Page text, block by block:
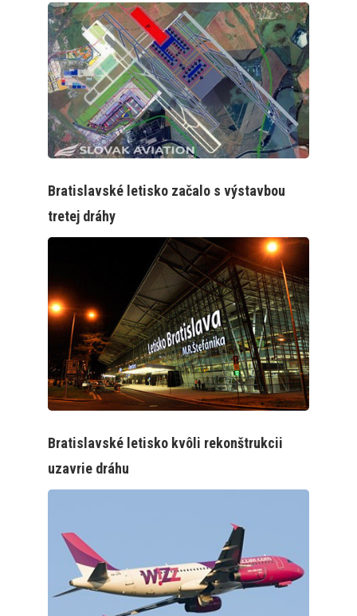
Bratislavské letisko začalo s výstavbou
tretej dráhy
Bratislavské letisko kvôli rekonštrukcii
uzavrie dráhu